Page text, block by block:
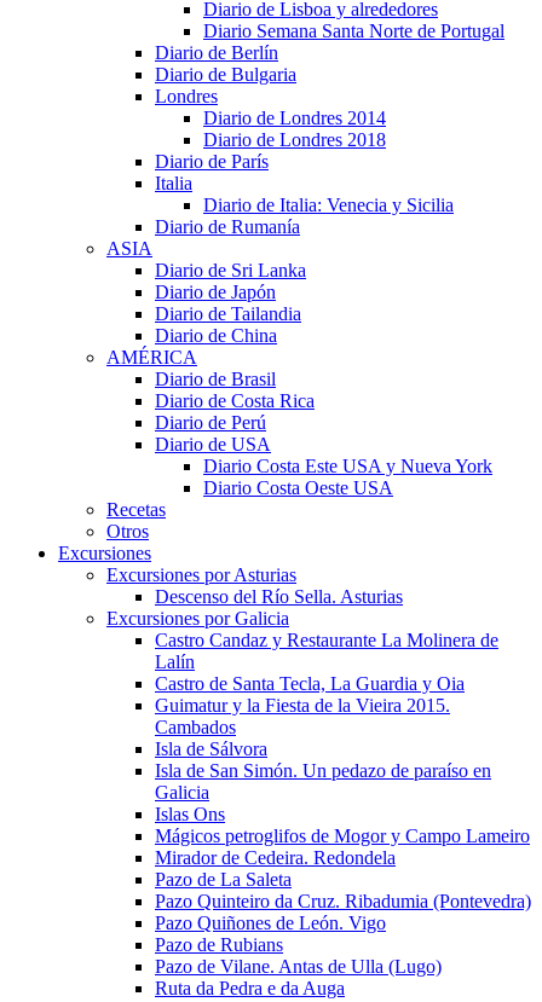
Diario de Lisboa y alrededores
Diario Semana Santa Norte de Portugal
Diario de Berlín
Diario de Bulgaria
Londres
Diario de Londres 2014
Diario de Londres 2018
Diario de París
Italia
Diario de Italia: Venecia y Sicilia
Diario de Rumanía
ASIA
Diario de Sri Lanka
Diario de Japón
Diario de Tailandia
Diario de China
AMÉRICA
Diario de Brasil
Diario de Costa Rica
Diario de Perú
Diario de USA
Diario Costa Este USA y Nueva York
Diario Costa Oeste USA
Recetas
Otros
Excursiones
Excursiones por Asturias
Descenso del Río Sella. Asturias
Excursiones por Galicia
Castro Candaz y Restaurante La Molinera de
Lalín
Castro de Santa Tecla, La Guardia y Oia
Guimatur y la Fiesta de la Vieira 2015.
Cambados
Isla de Sálvora
Isla de San Simón. Un pedazo de paraíso en
Galicia
Islas Ons
Mágicos petroglifos de Mogor y Campo Lameiro
Mirador de Cedeira. Redondela
Pazo de La Saleta
Pazo Quinteiro da Cruz. Ribadumia (Pontevedra)
Pazo Quiñones de León. Vigo
Pazo de Rubians
Pazo de Vilane. Antas de Ulla (Lugo)
Ruta da Pedra e da Auga